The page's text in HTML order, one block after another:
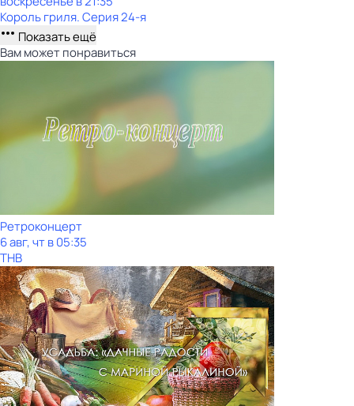
Король гриля. Серия 24-я
Показать ещё
Вам может понравиться
Ретроконцерт
6 авг, чт в 05:35
ТНВ